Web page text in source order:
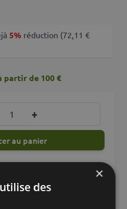
5% réduction (72,11 €
partir de 100 €
+
au panier
×
des